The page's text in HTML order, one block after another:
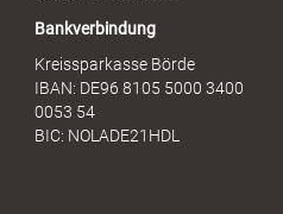
Bankverbindung
Kreissparkasse Börde
IBAN: DE96 8105 5000 3400
0053 54
BIC: NOLADE21HDL